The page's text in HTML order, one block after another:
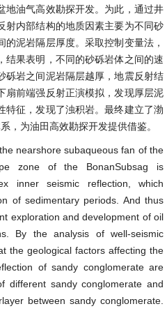
地油气高效勘探开发。为此，通过井
射内部结构的地质因素主要为不同砂
泥岩隔层厚度。采取控制变量法，
结果表明，不同的砂砾岩体之间的速
砾岩之间泥岩隔层越厚，地震反射结
扇前端强反射正演模拟，发现厚层泥
特征，发现了浊积岩。最终建立了渤
，为油田高效勘探开发提供借鉴。
nearshore subaqueous fan of the
zone of the BonanSubsag is
inner seismic reflection, which
of sedimentary periods. And thus
exploration and development of oil
By the analysis of well-seismic
the geological factors affecting the
of sandy conglomerate are
different sandy conglomerate and
between sandy conglomerate.